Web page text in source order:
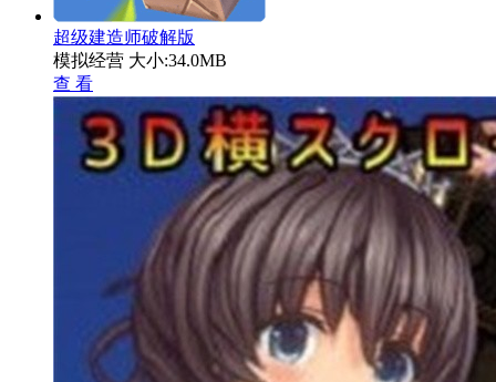
超级建造师破解版
模拟经营 大小:34.0MB
查 看